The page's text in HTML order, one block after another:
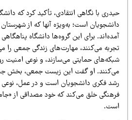
با نگاهی انتقادی، تأکید کرد که دانشگاه
است؛ به‌ویژه آنها که از شهرستان یا
برای این گروه‌ها دانشگاه پناهگاهی
می‌کنند، مهارت‌های زندگی جمعی را
حمایتی می‌سازند، و نوعی امنیت
او گفت این زیست جمعی، بخش
فکری دانشجویان است و در عمل، نوعی
خلق می‌کند که خود مصداقی از «جامعه